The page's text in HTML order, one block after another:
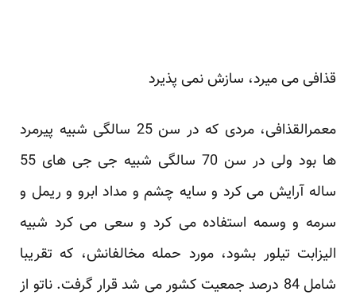
قذافی می میرد، سازش نمی پذیرد
معمرالقذافی، مردی که در سن 25 سالگی شبیه پیرمرد
ها بود ولی در سن 70 سالگی شبیه جی جی های 55
ساله آرایش می کرد و سایه چشم و مداد ابرو و ریمل و
سرمه و وسمه استفاده می کرد و سعی می کرد شبیه
الیزابت تیلور بشود، مورد حمله مخالفانش، که تقریبا
شامل 84 درصد جمعیت کشور می شد قرار گرفت. ناتو از